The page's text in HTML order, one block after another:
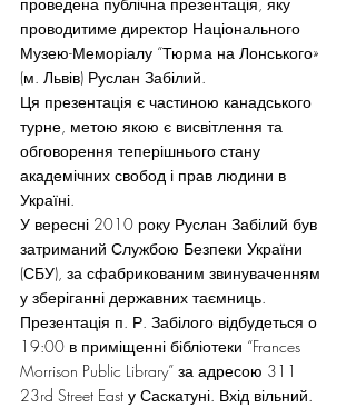
проводитиме директор Національного
Музею-Меморіалу “Тюрма на Лонського»
(м. Львів) Руслан Забілий.
Ця презентація є частиною канадського
турне, метою якою є висвітлення та
обговорення теперішнього стану
академічних свобод і прав людини в
Україні.
У вересні 2010 року Руслан Забілий був
затриманий Службою Безпеки України
(СБУ), за сфабрикованим звинуваченням
у зберіганні державних таємниць.
Презентація п. Р. Забілого відбудеться о
19:00 в приміщенні бібліотеки “Frances
Morrison Public Library” за адресою 311
23rd Street East у Саскатуні. Вхід вільний.